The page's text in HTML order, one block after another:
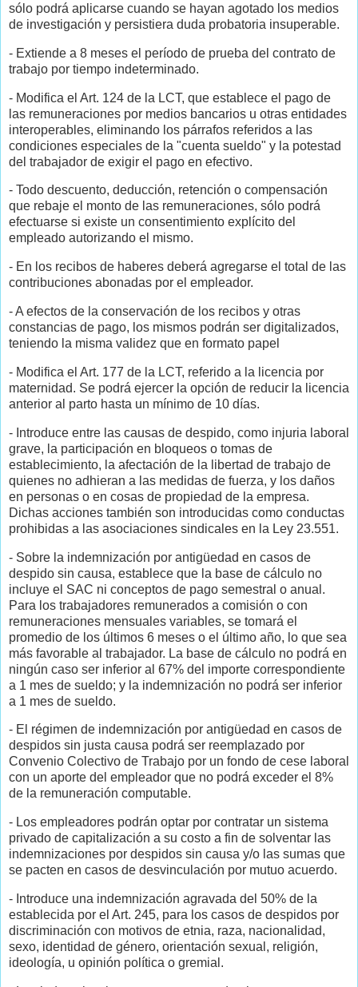
sólo podrá aplicarse cuando se hayan agotado los medios
de investigación y persistiera duda probatoria insuperable.
- Extiende a 8 meses el período de prueba del contrato de
trabajo por tiempo indeterminado.
- Modifica el Art. 124 de la LCT, que establece el pago de
las remuneraciones por medios bancarios u otras entidades
interoperables, eliminando los párrafos referidos a las
condiciones especiales de la "cuenta sueldo" y la potestad
del trabajador de exigir el pago en efectivo.
- Todo descuento, deducción, retención o compensación
que rebaje el monto de las remuneraciones, sólo podrá
efectuarse si existe un consentimiento explícito del
empleado autorizando el mismo.
- En los recibos de haberes deberá agregarse el total de las
contribuciones abonadas por el empleador.
- A efectos de la conservación de los recibos y otras
constancias de pago, los mismos podrán ser digitalizados,
teniendo la misma validez que en formato papel
- Modifica el Art. 177 de la LCT, referido a la licencia por
maternidad. Se podrá ejercer la opción de reducir la licencia
anterior al parto hasta un mínimo de 10 días.
- Introduce entre las causas de despido, como injuria laboral
grave, la participación en bloqueos o tomas de
establecimiento, la afectación de la libertad de trabajo de
quienes no adhieran a las medidas de fuerza, y los daños
en personas o en cosas de propiedad de la empresa.
Dichas acciones también son introducidas como conductas
prohibidas a las asociaciones sindicales en la Ley 23.551.
- Sobre la indemnización por antigüedad en casos de
despido sin causa, establece que la base de cálculo no
incluye el SAC ni conceptos de pago semestral o anual.
Para los trabajadores remunerados a comisión o con
remuneraciones mensuales variables, se tomará el
promedio de los últimos 6 meses o el último año, lo que sea
más favorable al trabajador. La base de cálculo no podrá en
ningún caso ser inferior al 67% del importe correspondiente
a 1 mes de sueldo; y la indemnización no podrá ser inferior
a 1 mes de sueldo.
- El régimen de indemnización por antigüedad en casos de
despidos sin justa causa podrá ser reemplazado por
Convenio Colectivo de Trabajo por un fondo de cese laboral
con un aporte del empleador que no podrá exceder el 8%
de la remuneración computable.
- Los empleadores podrán optar por contratar un sistema
privado de capitalización a su costo a fin de solventar las
indemnizaciones por despidos sin causa y/o las sumas que
se pacten en casos de desvinculación por mutuo acuerdo.
- Introduce una indemnización agravada del 50% de la
establecida por el Art. 245, para los casos de despidos por
discriminación con motivos de etnia, raza, nacionalidad,
sexo, identidad de género, orientación sexual, religión,
ideología, u opinión política o gremial.